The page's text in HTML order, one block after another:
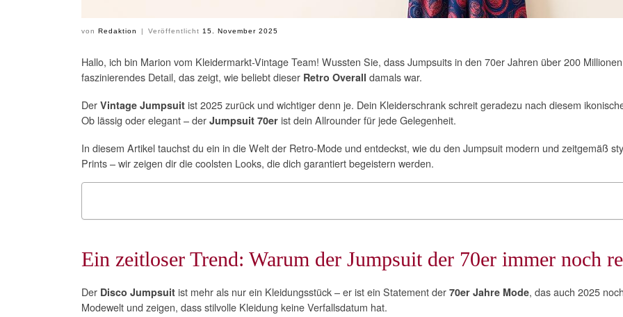
von Redaktion | Veröffentlicht15. November 2025
Hallo, ich bin Marion vom Kleidermarkt-Vintage Team! Wussten Sie, dass Jumpsuits in den 70er Jahren über 200
faszinierendes Detail, das zeigt, wie beliebt dieser Retro Overall damals war.
Der Vintage Jumpsuit ist 2025 zurück und wichtiger denn je. Dein Kleiderschrank schreit geradezu nach diesem
Ob lässig oder elegant – der Jumpsuit 70er ist dein Allrounder für jede Gelegenheit.
In diesem Artikel tauchst du ein in die Welt der Retro-Mode und entdeckst, wie du den Jumpsuit modern und zeitgemäß
Prints – wir zeigen dir die coolsten Looks, die dich garantiert begeistern werden.
Ein zeitloser Trend: Warum der Jumpsuit der 70er immer noch
Der Disco Jumpsuit ist mehr als nur ein Kleidungsstück – er ist ein Statement der 70er Jahre Mode, das auch 2025
Modewelt und zeigen, dass stilvolle Kleidung keine Verfallsdatum hat.